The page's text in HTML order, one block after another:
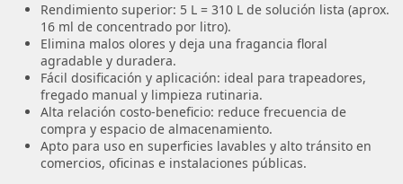
Rendimiento superior: 5 L = 310 L de solución lista (aprox.
16 ml de concentrado por litro).
Elimina malos olores y deja una fragancia floral
agradable y duradera.
Fácil dosificación y aplicación: ideal para trapeadores,
fregado manual y limpieza rutinaria.
Alta relación costo-beneficio: reduce frecuencia de
compra y espacio de almacenamiento.
Apto para uso en superficies lavables y alto tránsito en
comercios, oficinas e instalaciones públicas.